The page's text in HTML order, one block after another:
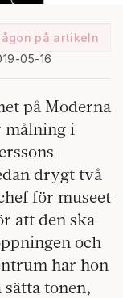
på artikeln
05-16
på Moderna
målning i
drygt två
för museet
att den ska
och
har hon
tonen,